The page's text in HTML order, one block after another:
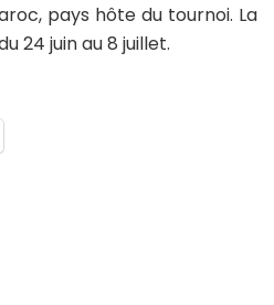
pays hôte du tournoi. La
24 juin au 8 juillet.